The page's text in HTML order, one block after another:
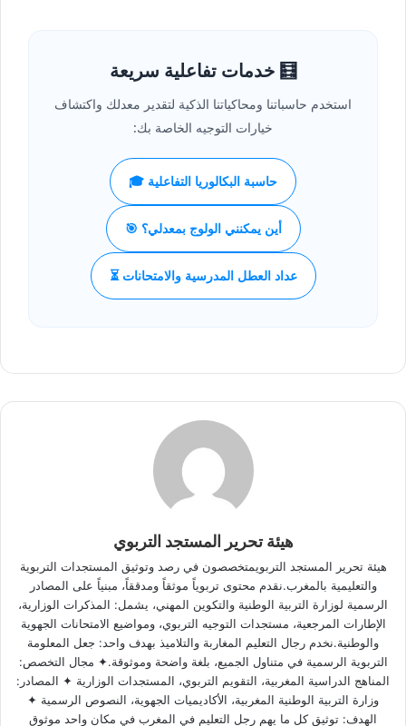
🧮 خدمات تفاعلية سريعة
استخدم حاسباتنا ومحاكياتنا الذكية لتقدير معدلك واكتشاف
خيارات التوجيه الخاصة بك:
حاسبة البكالوريا التفاعلية 🎓
أين يمكنني الولوج بمعدلي؟ 🎯
عداد العطل المدرسية والامتحانات ⏳
هيئة تحرير المستجد التربوي
هيئة تحرير المستجد التربويمتخصصون في رصد وتوثيق المستجدات التربوية
والتعليمية بالمغرب.نقدم محتوى تربوياً موثقاً ومدققاً، مبنياً على المصادر
الرسمية لوزارة التربية الوطنية والتكوين المهني، يشمل: المذكرات الوزارية،
الإطارات المرجعية، مستجدات التوجيه التربوي، ومواضيع الامتحانات الجهوية
والوطنية.نخدم رجال التعليم المغاربة والتلاميذ بهدف واحد: جعل المعلومة
التربوية الرسمية في متناول الجميع، بلغة واضحة وموثوقة.✦ مجال التخصص:
المناهج الدراسية المغربية، التقويم التربوي، المستجدات الوزارية ✦ المصادر:
وزارة التربية الوطنية المغربية، الأكاديميات الجهوية، النصوص الرسمية ✦
الهدف: توثيق كل ما يهم رجل التعليم في المغرب في مكان واحد موثوق